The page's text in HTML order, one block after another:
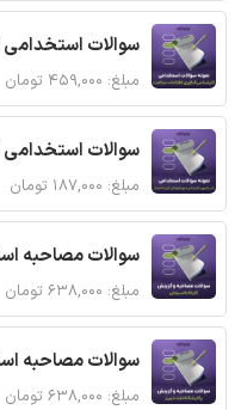
سوالات
مبلغ: ۴۵۹,۰۰۰ تومان
سوالات استخدامی
مبلغ: ۱۸۷,۰۰۰ تومان
سوالات مصاحبه
مبلغ: ۶۳۸,۰۰۰ تومان
سوالات مصاحبه
مبلغ: ۶۳۸,۰۰۰ تومان